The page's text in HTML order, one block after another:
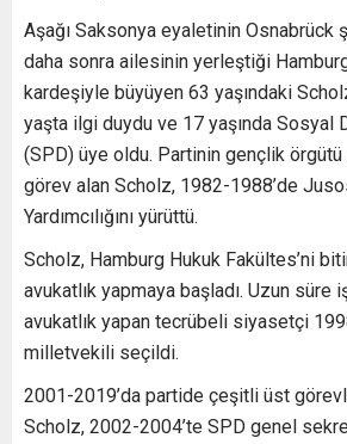
Aşağı Saksonya eyaletinin Osnabrück
daha sonra ailesinin yerleştiği
kardeşiyle büyüyen 63 yaşındaki
yaşta ilgi duydu ve 17 yaşında Sosyal
(SPD) üye oldu. Partinin gençlik
görev alan Scholz, 1982-1988’de
Yardımcılığını yürüttü.
Scholz, Hamburg Hukuk Fakültes’ni
avukatlık yapmaya başladı. Uzun süre
avukatlık yapan tecrübeli siyasetçi
milletvekili seçildi.
2001-2019’da partide çeşitli üst
Scholz, 2002-2004’te SPD genel